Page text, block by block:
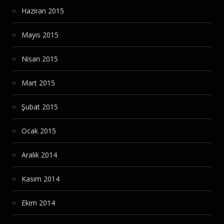
Haziran 2015
Mayıs 2015
Nisan 2015
Mart 2015
Şubat 2015
Ocak 2015
Aralık 2014
Kasım 2014
Ekim 2014